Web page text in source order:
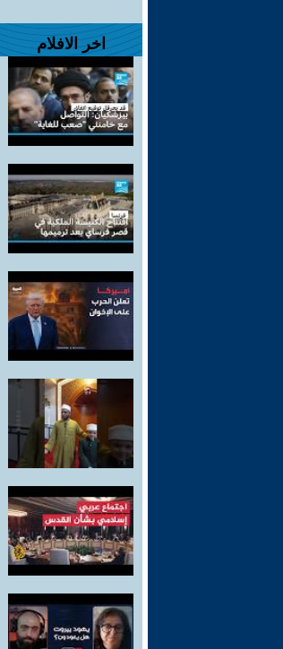
اخر الافلام